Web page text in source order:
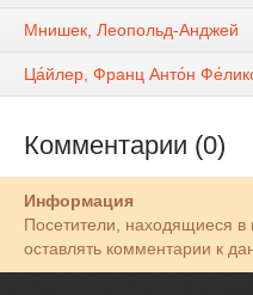
Мнишек, Леопольд-Анджей
Ца́йлер, Франц Анто́н
Комментарии (0)
Информация
Посетители, находящиеся в
оставлять комментарии к